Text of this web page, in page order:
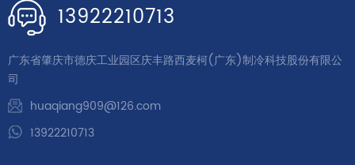
13922210713
广东省肇庆市德庆工业园区庆丰路西麦柯(广东)制冷科技股份有限公
司
huaqiang909@126.com
13922210713